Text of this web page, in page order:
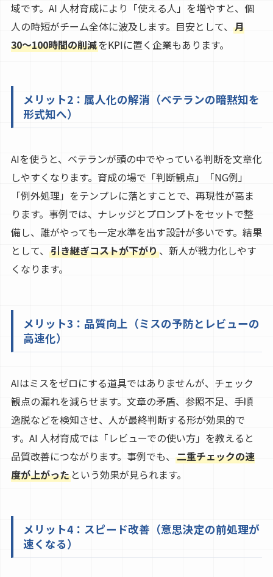
域です。AI 人材育成により「使える人」を増やすと、個
人の時短がチーム全体に波及します。目安として、 月
30〜100時間の削減をKPIに置く企業もあります。
メリット2：属人化の解消（ベテランの暗黙知を
形式知へ）
AIを使うと、ベテランが頭の中でやっている判断を文章化
しやすくなります。育成の場で「判断観点」「NG例」
「例外処理」をテンプレに落とすことで、再現性が高ま
ります。事例では、ナレッジとプロンプトをセットで整
備し、誰がやっても一定水準を出す設計が多いです。結果
として、 引き継ぎコストが下がり、新人が戦力化しやす
くなります。
メリット3：品質向上（ミスの予防とレビューの
高速化）
AIはミスをゼロにする道具ではありませんが、チェック
観点の漏れを減らせます。文章の矛盾、参照不足、手順
逸脱などを検知させ、人が最終判断する形が効果的で
す。AI 人材育成では「レビューでの使い方」を教えると
品質改善につながります。事例でも、 二重チェックの速
度が上がったという効果が見られます。
メリット4：スピード改善（意思決定の前処理が
速くなる）